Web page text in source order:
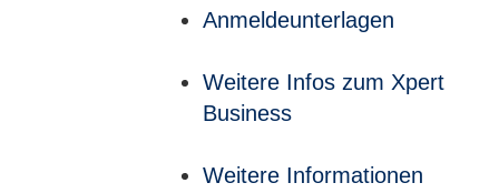
Anmeldeunterlagen
Weitere Infos zum Xpert
Business
Weitere Informationen